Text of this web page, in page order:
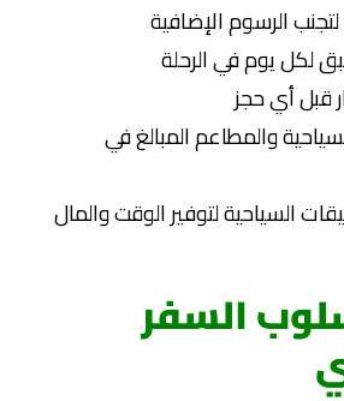
الرسوم الإضافية
لكل يوم في الرحلة
قبل أي حجز
والمطاعم المبالغ في
السياحية لتوفير الوقت والمال
السفر